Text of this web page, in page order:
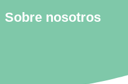
Sobre nosotros